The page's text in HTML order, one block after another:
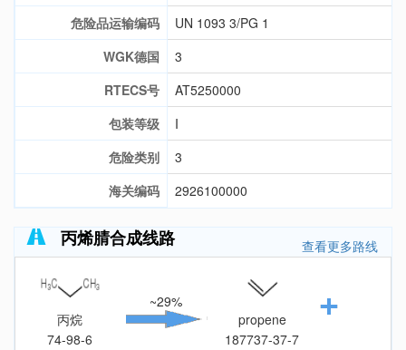
危险品运输编码
UN 1093 3/PG 1
WGK德国
3
RTECS号
AT5250000
包装等级
I
危险类别
3
海关编码
2926100000
丙烯腈合成线路 查看更多路线
丙烷
74-98-6
~29%
propene
187737-37-7